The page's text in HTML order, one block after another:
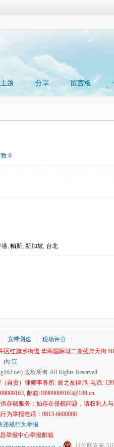
主题 分享 留言板
0
, 帕斯, 新加坡, 台北
宽带测速 现场评分
区红旗乡街道 华商国际城二期蓝岸天街
内 江
版权所有 All Rights Reserved.
自贡）律师事务所: 曾之友律师, 电话:
邮箱:18909009163@189.cn
储服务；如存在侵权问题，请权利人
为举报电话：0813-6600000
违规行为举报
举报中心举报邮箱
川公网安备